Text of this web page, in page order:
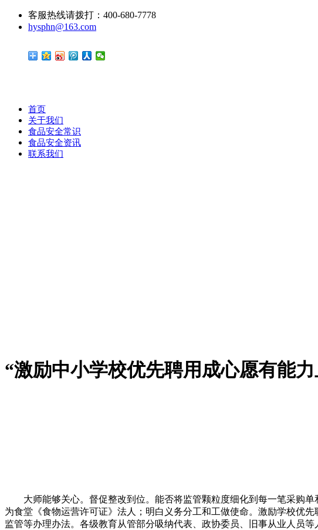
客服热线请拨打：400-680-7778
hysphn@163.com
首页
关于我们
食品安全常识
食品安全资讯
联系我们
“激励中小学校优先聘用成心愿有能
大师能够关心。督促整改到位。能否将监管颗粒度细化到每一笔采购单
为食堂《食物运营许可证》法人；明白义务分工和工做使命。激励学校优
监管等办理办法。各级教育从管部分吸纳代表、政协委员、旧事从业人员